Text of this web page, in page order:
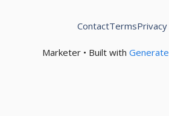
Terms
Contact